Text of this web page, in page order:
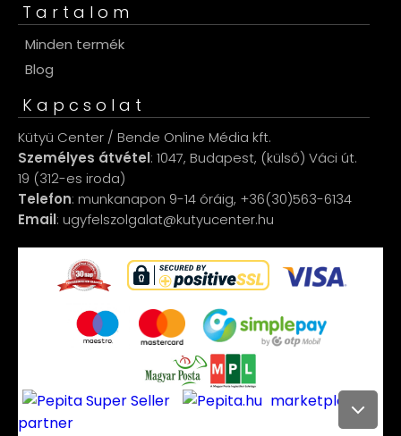
Tartalom
Minden termék
Blog
Kapcsolat
Kütyü Center / Bende Online Média kft.
Személyes átvétel: 1047, Budapest, (külső) Váci út.
19 (312-es iroda)
Telefon: munkanapon 9-14 óráig, +36(30)563-6134
Email: ugyfelszolgalat@kutyucenter.hu
marketplace
partner